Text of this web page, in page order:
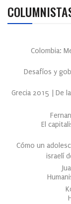
Colombia:
Desafíos y
Grecia 2015 | De
El
Cómo un
israelí